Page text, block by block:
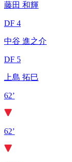
藤田 和輝
DF 4
中谷 進之介
DF 5
上島 拓巳
62’
62’